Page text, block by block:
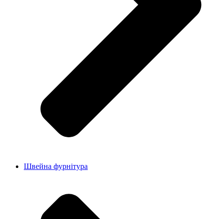
Швейна фурнітура